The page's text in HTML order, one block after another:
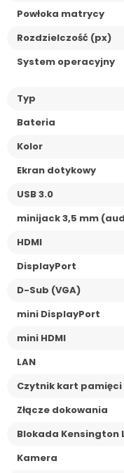
Powłoka matrycy
Rozdzielczość (px)
System operacyjny
Typ
Bateria
Kolor
Ekran dotykowy
USB 3.0
minijack 3,5 mm
HDMI
DisplayPort
D-Sub (VGA)
mini DisplayPort
mini HDMI
LAN
Czytnik kart pamięci
Złącze dokowania
Blokada Kensington
Kamera